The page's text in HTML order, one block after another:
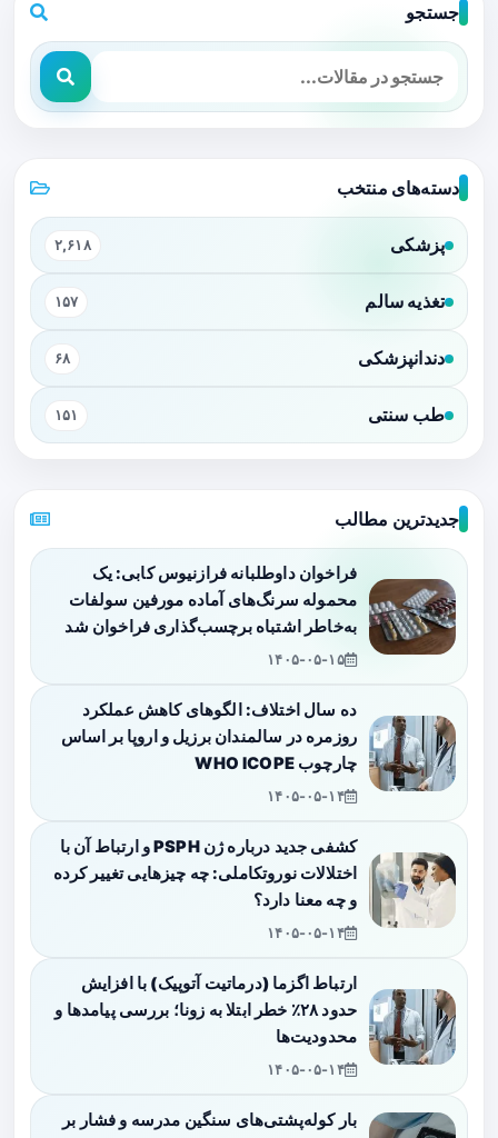
جستجو
دسته‌های منتخب
پزشکی ۲,۶۱۸
تغذیه سالم ۱۵۷
دندانپزشکی ۶۸
طب سنتی ۱۵۱
جدیدترین مطالب
فراخوان داوطلبانه فرازنیوس کابی: یک
محموله سرنگ‌های آماده مورفین سولفات
به‌خاطر اشتباه برچسب‌گذاری فراخوان شد
۱۴۰۵-۰۵-۱۵
ده سال اختلاف: الگوهای کاهش عملکرد
روزمره در سالمندان برزیل و اروپا بر اساس
چارچوب WHO ICOPE
۱۴۰۵-۰۵-۱۴
کشفی جدید درباره ژن PSPH و ارتباط آن با
اختلالات نوروتکاملی: چه چیزهایی تغییر کرده
و چه معنا دارد؟
۱۴۰۵-۰۵-۱۴
ارتباط اگزما (درماتیت آتوپیک) با افزایش
حدود ۲۸٪ خطر ابتلا به زونا؛ بررسی پیامدها و
محدودیت‌ها
۱۴۰۵-۰۵-۱۴
بار کوله‌پشتی‌های سنگین مدرسه و فشار بر